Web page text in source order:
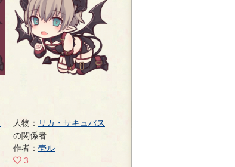
人物： リカ・サキュバス
の関係者
作者： 壱ル
3